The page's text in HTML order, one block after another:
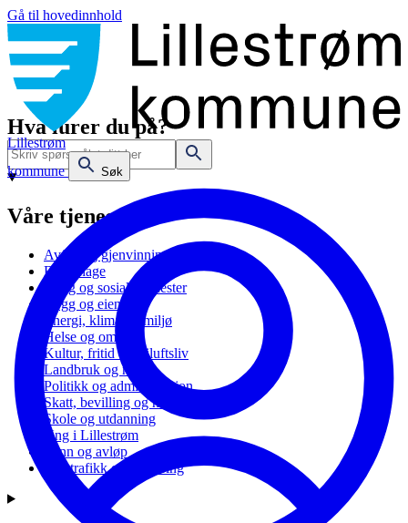
Gå til hovedinnhold
Lillestrøm
kommune
Søk
Hva lurer du på?
Våre tjenester
Avfall og gjenvinning
Barnehage
Bolig og sosiale tjenester
Bygg og eiendom
Energi, klima og miljø
Helse og omsorg
Kultur, fritid og friluftsliv
Landbruk og natur
Politikk og administrasjon
Skatt, bevilling og næring
Skole og utdanning
Ung i Lillestrøm
Vann og avløp
Vei, trafikk og parkering